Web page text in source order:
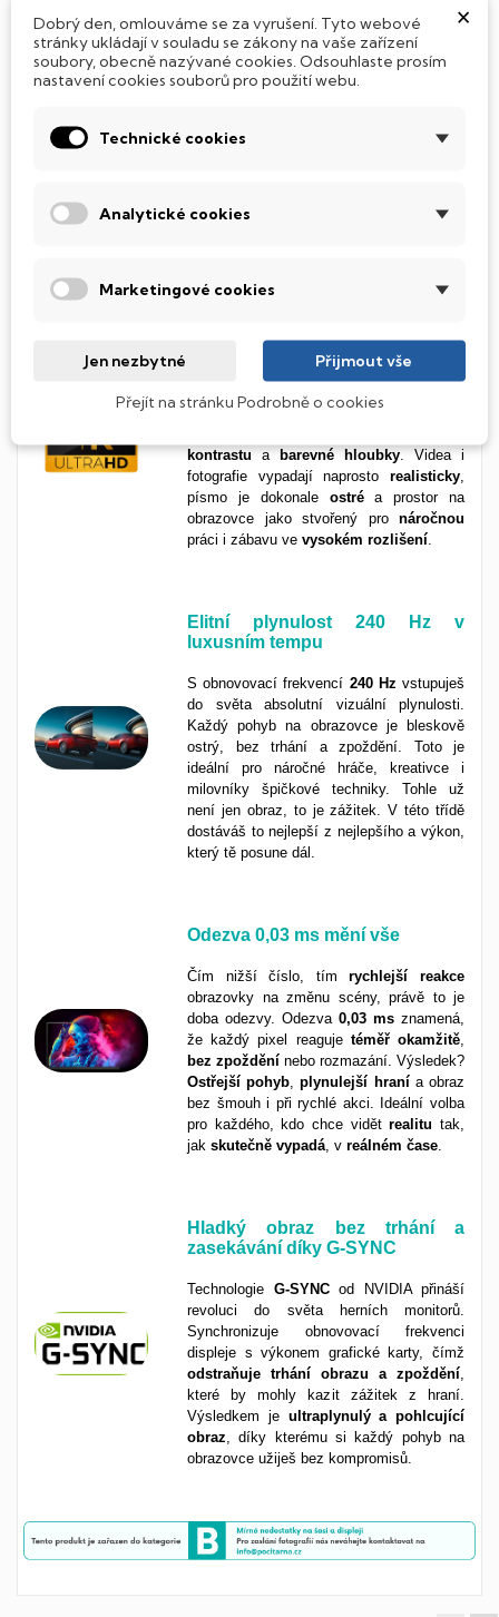
Nejvyšší obrazová kvalita díky
OLED technologie je králem mezi displeji.
zážitek. Skvělá volba pro náročné
Dokonalá ostrost ve 4K rozlišení
potěší oko každého – grafik, filmař, hráč i
kontrastuabarevné hloubky. Videa i
fotografie vypadají naprosto realisticky
písmo je dokonale ostréa prostor na
obrazovce jako stvořený pro náročnou
práci i zábavu ve vysokém rozlišení
Elitní plynulost 240 Hz v
luxusním tempu
S obnovovací frekvencí 240 Hz vstupuješ
do světa absolutní vizuální plynulosti.
Každý pohyb na obrazovce je bleskově
ostrý, bez trhání a zpoždění. Toto je
ideální pro náročné hráče, kreativce i
milovníky špičkové techniky. Tohle už
není jen obraz, to je zážitek. V této třídě
dostáváš to nejlepší z nejlepšího a výkon,
který tě posune dál.
Odezva 0,03 ms mění vše
Čím nižší číslo, tímrychlejší
reakce
obrazovky na změnu scény, právě to je
doba odezvy. Odezva 0,03 ms znamená,
že každý pixel reaguje téměř okamžitě
bez zpoždění nebo rozmazání. Výsledek?
Ostřejší pohyb ,plynulejší hranía obraz
bez šmouh i při rychlé akci. Ideální volba
pro každého, kdo chce vidětrealitu tak,
jak skutečně vypadá , v reálném čase
Hladký obraz bez trhání a
zasekávání díky G-SYNC
Technologie G-SYNCod NVIDIA přináší
revoluci do světa herních monitorů.
Synchronizuje obnovovací frekvenci
displeje s výkonem grafické karty, čímž
odstraňuje trhání obrazu a zpoždění
které by mohly kazit zážitek z hraní.
Výsledkem je ultraplynulý a pohlcující
obraz , díky kterému si každý pohyb na
obrazovce užiješ bez kompromisů.
×
Dobrý den, omlouváme se za vyrušení. Tyto webové
stránky ukládají v souladu se zákony na vaše zařízení
soubory, obecně nazývané cookies. Odsouhlaste prosím
nastavení cookies souborů pro použití webu.
Technické cookies
Analytické cookies
Marketingové cookies
Jen nezbytné Přijmout vše
Přejít na stránku Podrobně o cookies